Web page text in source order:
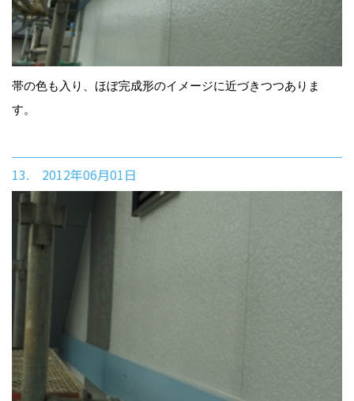
帯の色も入り、ほぼ完成形のイメージに近づきつつありま
す。
13. 2012年06月01日